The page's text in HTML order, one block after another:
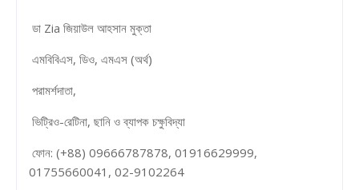
ডা Zia জিয়াউল আহসান মুক্তা
এমবিবিএস, ডিও, এমএস (অর্থ)
পরামর্শদাতা,
ভিট্রিও-রেটিনা, ছানি ও ব্যাপক চক্ষুবিদ্যা
ফোন: (+88) 09666787878, 01916629999,
01755660041, 02-9102264